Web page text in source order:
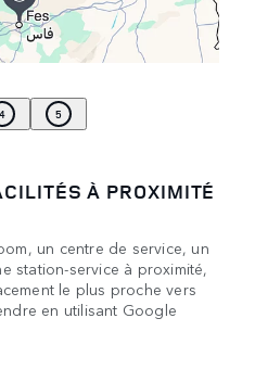
4 5
À PROXIMITÉ
un centre de service, un
station-service à proximité,
le plus proche vers
en utilisant Google